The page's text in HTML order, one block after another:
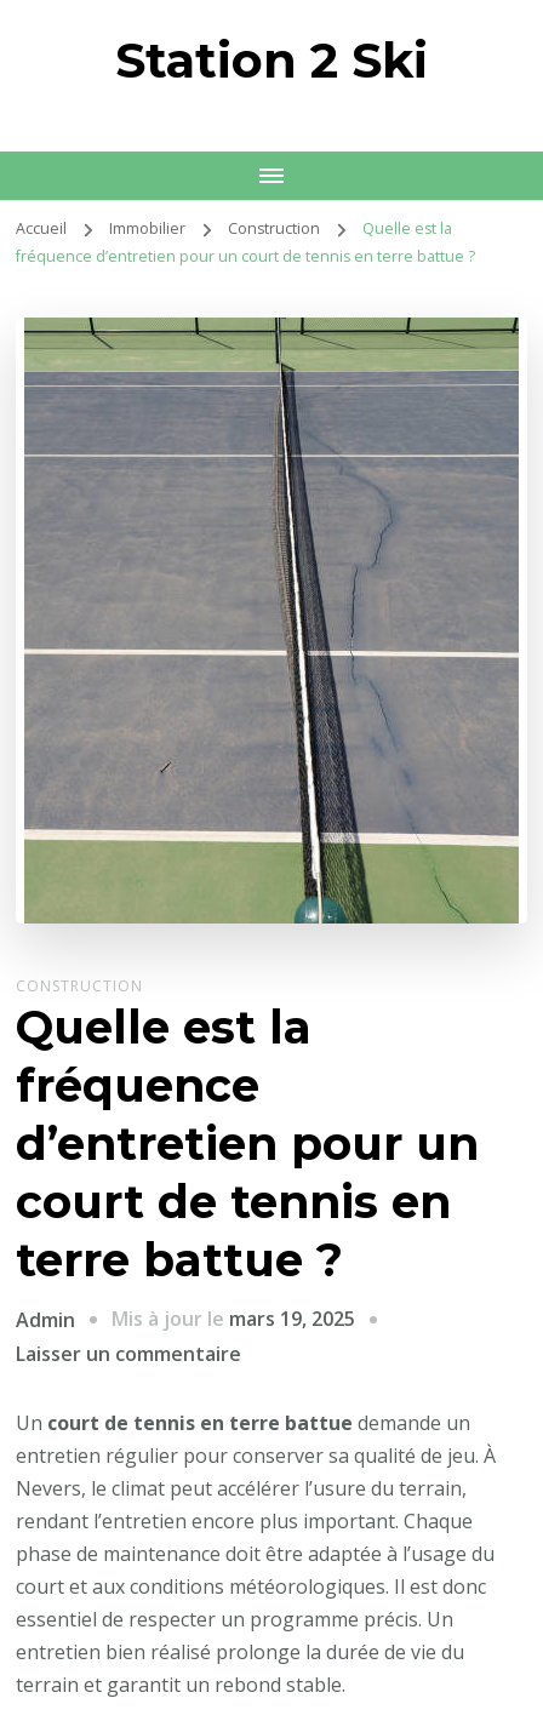
Station 2 Ski
Accueil Immobilier Construction
Quelle est la
fréquence d’entretien pour un court de tennis en terre battue ?
CONSTRUCTION
Quelle est la
fréquence
d’entretien pour un
court de tennis en
terre battue ?
Admin Mis à jour le mars 19, 2025
Laisser un commentaire
est
la
fréquence
d’entretien
pour
un
court
de
tennis
Un court de tennis en terre battue demande un
entretien régulier pour conserver sa qualité de jeu. À
Nevers, le climat peut accélérer l’usure du terrain,
rendant l’entretien encore plus important. Chaque
phase de maintenance doit être adaptée à l’usage du
court et aux conditions météorologiques. Il est donc
essentiel de respecter un programme précis. Un
entretien bien réalisé prolonge la durée de vie du
terrain et garantit un rebond stable.